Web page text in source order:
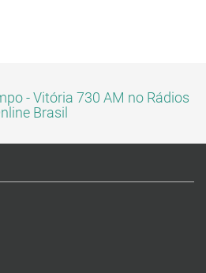
- Vitória 730 AM no Rádios
Brasil